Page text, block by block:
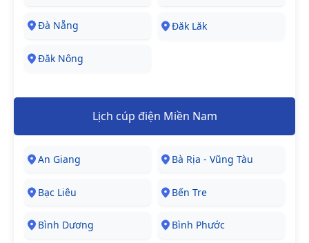
Đà Nẵng Đăk Lăk
Đăk Nông
Lịch cúp điện Miền Nam
An Giang Bà Rịa - Vũng Tàu
Bạc Liêu Bến Tre
Bình Dương Bình Phước